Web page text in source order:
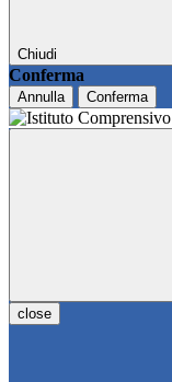
Chiudi
Conferma
Annulla Conferma
close